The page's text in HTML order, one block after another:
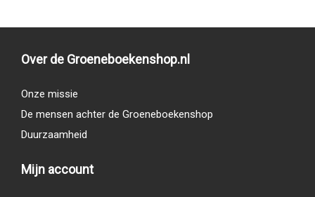
Over de Groeneboekenshop.nl
Onze missie
De mensen achter de Groeneboekenshop
Duurzaamheid
Mijn account